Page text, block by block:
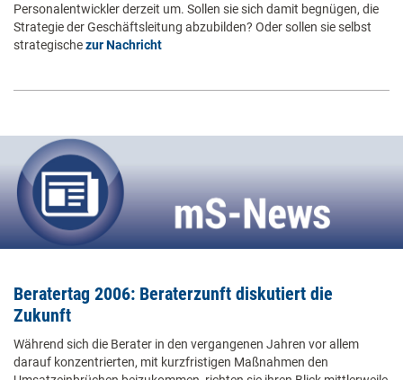
Personalentwickler derzeit um. Sollen sie sich damit begnügen, die
Strategie der Geschäftsleitung abzubilden? Oder sollen sie selbst
strategischezur Nachricht
Beratertag 2006: Beraterzunft diskutiert die
Zukunft
Während sich die Berater in den vergangenen Jahren vor allem
darauf konzentrierten, mit kurzfristigen Maßnahmen den